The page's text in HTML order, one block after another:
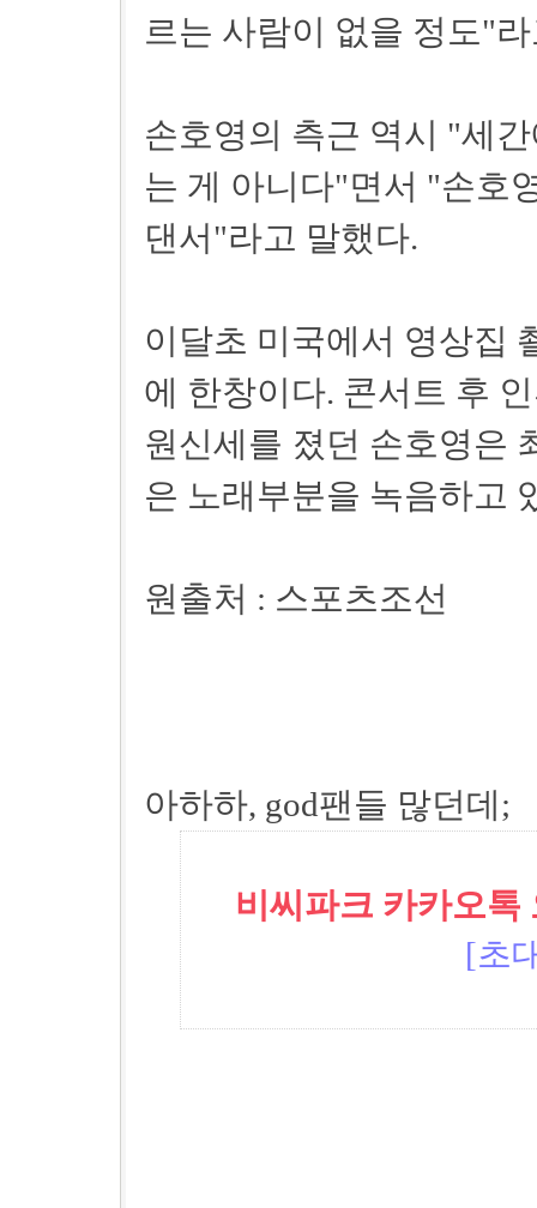
르는 사람이 없을 정도"
손호영의 측근 역시 "세
는 게 아니다"면서 "손호
댄서"라고 말했다.
이달초 미국에서 영상집
에 한창이다. 콘서트 후
원신세를 졌던 손호영은
은 노래부분을 녹음하고
원출처 : 스포츠조선
아하하, god팬들 많던데;
비씨파크 카카오톡
[초